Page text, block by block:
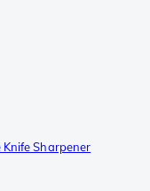
Sharpener